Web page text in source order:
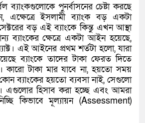
ব্যাংকগুলোকে পুনর্বাসনের চেষ্টা করছে
এক্ষেত্রে ইসলামী ব্যাংক বড় একটা
বড় এই ব্যাংকে কিন্তু এখন আস্থা
ব্যাংকের ক্ষেত্রে একটা আইন হয়েছে,
এই আইনের প্রথম শর্তটা হলো, যারা
ব্যাংকে তাদের টাকা ফেরত দিতে
কারো টাকা মার যাবে না, হয়তো সময়
ব্যাংকের হয়তো ব্যবসা নাই, সেগুলো
এগুলোর হিসাব করা হচ্ছে এবং আমরা
কিভাবে মূল্যায়ন (Assessment)